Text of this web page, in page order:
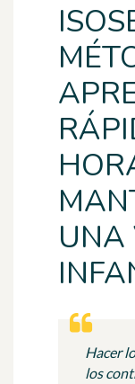
UNA
Hacer
los